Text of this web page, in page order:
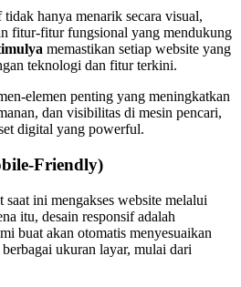
hanya menarik secara visual,
fitur-fitur fungsional yang mendukung
memastikan setiap website yang
teknologi dan fitur terkini.
elemen penting yang meningkatkan
dan visibilitas di mesin pencari,
digital yang powerful.
Friendly)
ini mengakses website melalui
itu, desain responsif adalah
buat akan otomatis menyesuaikan
ukuran layar, mulai dari